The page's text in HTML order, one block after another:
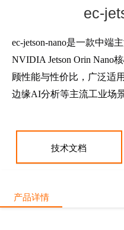
ec-
ec-jetson-nano是一款中端
NVIDIA Jetson Orin Nano
顾性能与性价比，广泛适
边缘AI分析等主流工业场
技术文档
产品详情